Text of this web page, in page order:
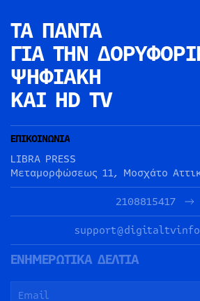
ΤΑ ΠΑΝΤΑ
ΓΙΑ ΤΗΝ
ΨΗΦΙΑΚΗ
ΚΑΙ HD TV
ΕΠΙΚΟΙΝΩΝΙΑ
LIBRA PRESS
Μεταμορφώσεως 11, Μοσχάτο
2108815417
ΕΝΗΜΕΡΩΤΙΚΑ ΔΕΛΤΙΑ